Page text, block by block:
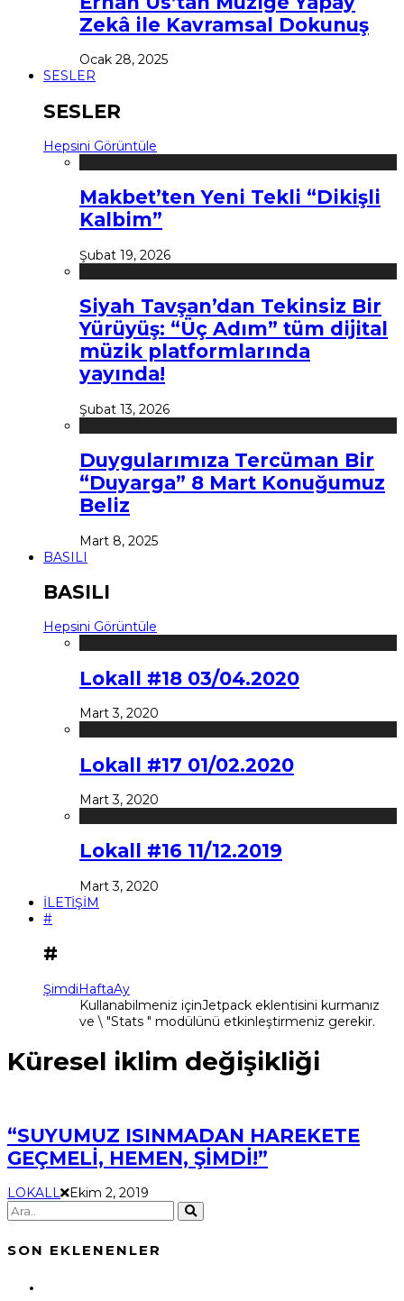
Zekâ ile Kavramsal Dokunuş
Ocak 28, 2025
SESLER
SESLER
Hepsini Görüntüle
Makbet’ten Yeni Tekli “Dikişli
Kalbim”
Şubat 19, 2026
Siyah Tavşan’dan Tekinsiz Bir
Yürüyüş: “Üç Adım” tüm dijital
müzik platformlarında
yayında!
Şubat 13, 2026
Duygularımıza Tercüman Bir
“Duyarga” 8 Mart Konuğumuz
Beliz
Mart 8, 2025
BASILI
BASILI
Hepsini Görüntüle
Lokall #18 03/04.2020
Mart 3, 2020
Lokall #17 01/02.2020
Mart 3, 2020
Lokall #16 11/12.2019
Mart 3, 2020
İLETİŞİM
#
#
ŞimdiHaftaAy
Kullanabilmeniz içinJetpack eklentisini kurmanız
ve \ "Stats " modülünü etkinleştirmeniz gerekir.
Küresel iklim değişikliği
“SUYUMUZ ISINMADAN HAREKETE
GEÇMELİ, HEMEN, ŞİMDİ!”
LOKALL Ekim 2, 2019
SON EKLENENLER